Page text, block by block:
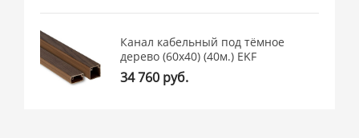
Канал кабельный под тёмное
дерево (60х40) (40м.) EKF
34 760 руб.